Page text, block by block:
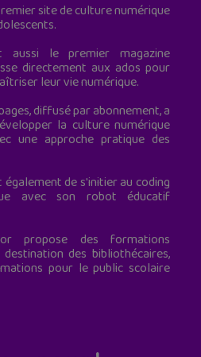
site de culture numérique
aussi le premier magazine
directement aux ados pour
leur vie numérique.
diffusé par abonnement, a
la culture numérique
une approche pratique des
de s'initier au coding
avec son robot éducatif
propose des formations
des bibliothécaires,
pour le public scolaire